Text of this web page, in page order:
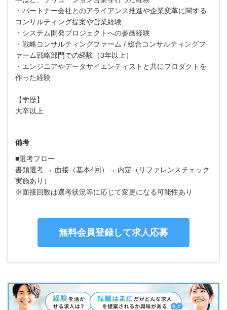
・パートナー会社とのアライアンス推進や企業変革に関する
コンサルティング提案や営業経験
・システム開発プロジェクトへの参画経験
・戦略コンサルティングファーム / 総合コンサルティングフ
ァーム戦略部門での経験（3年以上）
・エンジニアやデータサイエンティストと共にプロダクトを
作った経験
【学歴】
大卒以上
備考
■選考フロー
書類選考 → 面接（基本4回）→ 内定（リファレンスチェック
実施あり）
※面接回数は選考状況等に応じて変更になる可能性あり
無料会員登録して求人応募